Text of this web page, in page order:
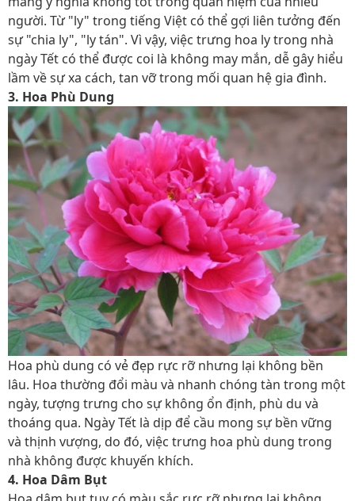
người. Từ "ly" trong tiếng Việt có thể gợi liên tưởng đến
sự "chia ly", "ly tán". Vì vậy, việc trưng hoa ly trong nhà
ngày Tết có thể được coi là không may mắn, dễ gây hiểu
lầm về sự xa cách, tan vỡ trong mối quan hệ gia đình.
3. Hoa Phù Dung
Hoa phù dung có vẻ đẹp rực rỡ nhưng lại không bền
lâu. Hoa thường đổi màu và nhanh chóng tàn trong một
ngày, tượng trưng cho sự không ổn định, phù du và
thoáng qua. Ngày Tết là dịp để cầu mong sự bền vững
và thịnh vượng, do đó, việc trưng hoa phù dung trong
nhà không được khuyến khích.
4. Hoa Dâm Bụt